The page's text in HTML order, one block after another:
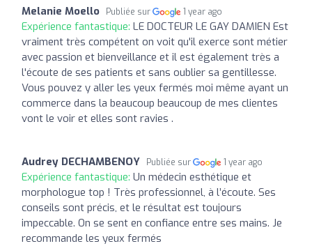
Melanie Moello Publiée sur 1 year ago
Expérience fantastique: LE DOCTEUR LE GAY DAMIEN Est
vraiment très compétent on voit qu'il exerce sont métier
avec passion et bienveillance et il est également très a
l'écoute de ses patients et sans oublier sa gentillesse.
Vous pouvez y aller les yeux fermés moi même ayant un
commerce dans la beaucoup beaucoup de mes clientes
vont le voir et elles sont ravies .
Audrey DECHAMBENOY Publiée sur 1 year ago
Expérience fantastique: Un médecin esthétique et
morphologue top ! Très professionnel, à l’écoute. Ses
conseils sont précis, et le résultat est toujours
impeccable. On se sent en confiance entre ses mains. Je
recommande les yeux fermés